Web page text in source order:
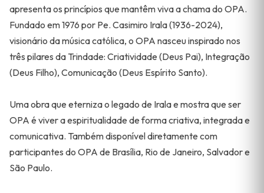
apresenta os princípios que mantêm viva a chama do OPA.
Fundado em 1976 por Pe. Casimiro Irala (1936-2024),
visionário da música católica, o OPA nasceu inspirado nos
três pilares da Trindade: Criatividade (Deus Pai), Integração
(Deus Filho), Comunicação (Deus Espírito Santo).
Uma obra que eterniza o legado de Irala e mostra que ser
OPA é viver a espiritualidade de forma criativa, integrada e
comunicativa. Também disponível diretamente com
participantes do OPA de Brasília, Rio de Janeiro, Salvador e
São Paulo.